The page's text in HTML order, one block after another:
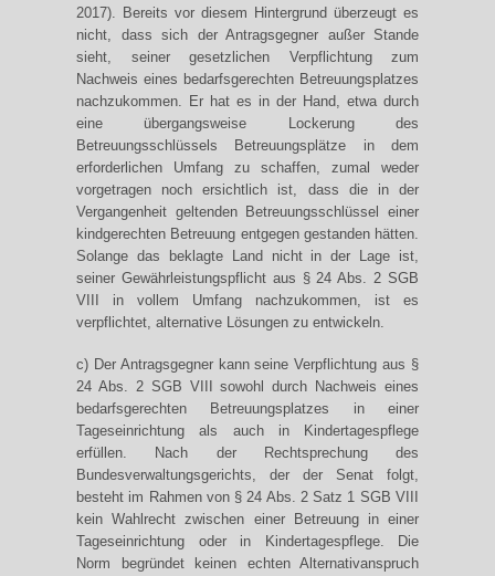
2017). Bereits vor diesem Hintergrund überzeugt es
nicht, dass sich der Antragsgegner außer Stande
sieht, seiner gesetzlichen Verpflichtung zum
Nachweis eines bedarfsgerechten Betreuungsplatzes
nachzukommen. Er hat es in der Hand, etwa durch
eine übergangsweise Lockerung des
Betreuungsschlüssels Betreuungsplätze in dem
erforderlichen Umfang zu schaffen, zumal weder
vorgetragen noch ersichtlich ist, dass die in der
Vergangenheit geltenden Betreuungsschlüssel einer
kindgerechten Betreuung entgegen gestanden hätten.
Solange das beklagte Land nicht in der Lage ist,
seiner Gewährleistungspflicht aus § 24 Abs. 2 SGB
VIII in vollem Umfang nachzukommen, ist es
verpflichtet, alternative Lösungen zu entwickeln.
c) Der Antragsgegner kann seine Verpflichtung aus §
24 Abs. 2 SGB VIII sowohl durch Nachweis eines
bedarfsgerechten Betreuungsplatzes in einer
Tageseinrichtung als auch in Kindertagespflege
erfüllen. Nach der Rechtsprechung des
Bundesverwaltungsgerichts, der der Senat folgt,
besteht im Rahmen von § 24 Abs. 2 Satz 1 SGB VIII
kein Wahlrecht zwischen einer Betreuung in einer
Tageseinrichtung oder in Kindertagespflege. Die
Norm begründet keinen echten Alternativanspruch